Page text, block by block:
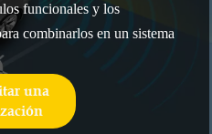
funcionales y los
combinarlos en un sistema
una